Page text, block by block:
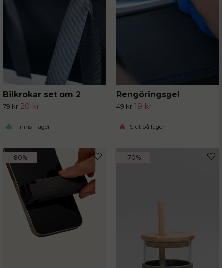
Bilkrokar set om 2
79 kr 20 kr
Finns i lager
Rengöringsgel
49 kr 19 kr
Slut på lager
-80% -70%